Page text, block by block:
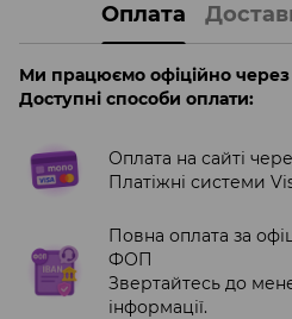
Оплата
Ми працюємо офіційно
Доступні способи оплати:
Оплата на сайті
Платіжні системи
Повна оплата за
ФОП
Звертайтесь до
інформації.